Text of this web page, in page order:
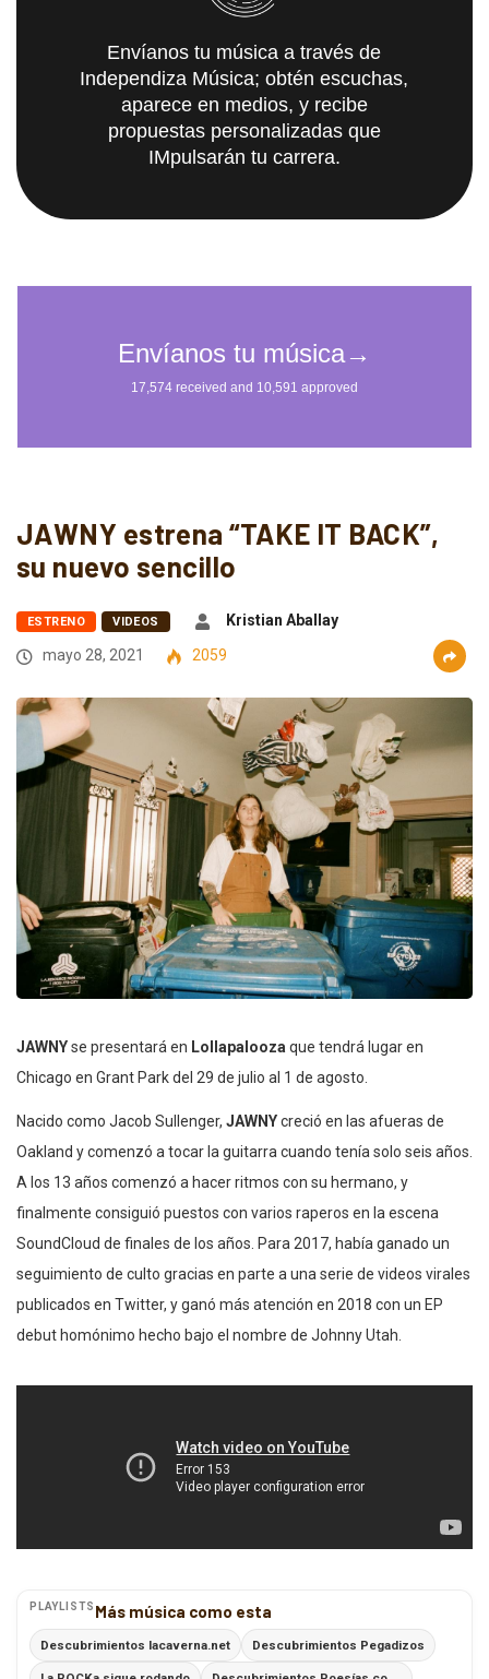
Envíanos tu música a través de
Independiza Música; obtén escuchas,
aparece en medios, y recibe
propuestas personalizadas que
IMpulsarán tu carrera.
JAWNY estrena “TAKE IT BACK”,
su nuevo sencillo
ESTRENO VIDEOS
Kristian Aballay
mayo 28, 2021
2059
JAWNYse presentará en Lollapalooza que tendrá lugar en
Chicago en Grant Park del 29 de julio al 1 de agosto.
Nacido como Jacob Sullenger, JAWNYcreció en las afueras de
Oakland y comenzó a tocar la guitarra cuando tenía solo seis años.
A los 13 años comenzó a hacer ritmos con su hermano, y
finalmente consiguió puestos con varios raperos en la escena
SoundCloud de finales de los años. Para 2017, había ganado un
seguimiento de culto gracias en parte a una serie de videos virales
publicados en Twitter, y ganó más atención en 2018 con un EP
debut homónimo hecho bajo el nombre de Johnny Utah.
PLAYLISTS Más música como esta
Descubrimientos lacaverna.net Descubrimientos Pegadizos